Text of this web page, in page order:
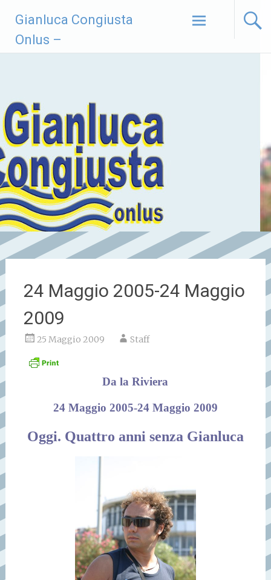
contenuto
Gianluca Congiusta
Onlus –
24 Maggio 2005-24 Maggio
2009
25 Maggio 2009 Staff
Da la Riviera
24 Maggio 2005-24 Maggio 2009
Oggi. Quattro anni senza Gianluca